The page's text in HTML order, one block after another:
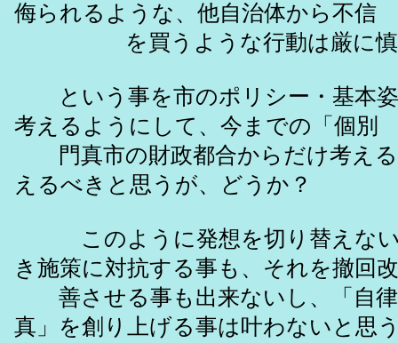
侮られるような、他自治体から不信
を買うような行動は厳に慎
という事を市のポリシー・基本姿
考えるようにして、今までの「個別
門真市の財政都合からだけ考える
えるべきと思うが、どうか？
このように発想を切り替えない
き施策に対抗する事も、それを撤回改
善させる事も出来ないし、「自律
真」を創り上げる事は叶わないと思